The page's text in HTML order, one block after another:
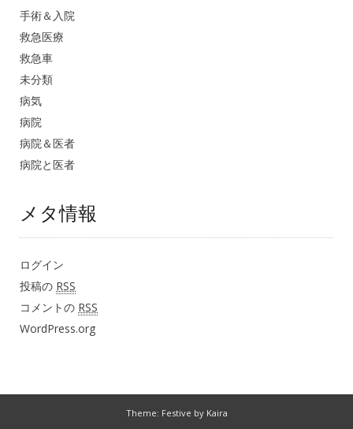
手術＆入院
救急医療
救急車
未分類
病気
病院
病院＆医者
病院と医者
メタ情報
ログイン
投稿の RSS
コメントの RSS
WordPress.org
Theme: Festive by Kaira